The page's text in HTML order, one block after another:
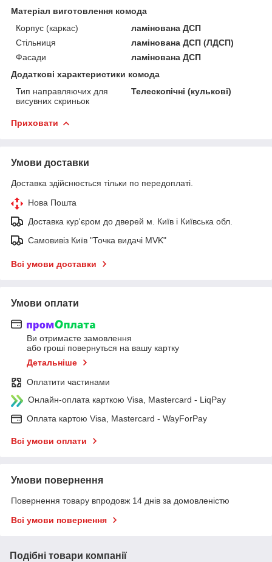
Матеріал виготовлення комода
Корпус (каркас)
ламінована ДСП
Стільниця
ламінована ДСП (ЛДСП)
Фасади
ламінована ДСП
Додаткові характеристики комода
Тип направляючих для
висувних скриньок
Телескопічні (кулькові)
Приховати
Умови доставки
Доставка здійснюється тільки по передоплаті.
Нова Пошта
Доставка кур'єром до дверей м. Київ і Київська обл.
Самовивіз Київ "Точка видачі MVK"
Всі умови доставки
Умови оплати
Ви отримаєте замовлення
або гроші повернуться на вашу картку
Детальніше
Оплатити частинами
Онлайн-оплата карткою Visa, Mastercard - LiqPay
Оплата картою Visa, Mastercard - WayForPay
Всі умови оплати
Умови повернення
Повернення товару впродовж 14 днів за домовленістю
Всі умови повернення
Подібні товари компанії